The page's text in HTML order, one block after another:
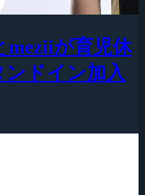
meziiが育児休
ドイン加入